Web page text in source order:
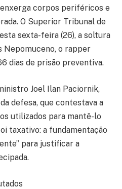
corpos periféricos e
O Superior Tribunal de
sexta-feira (26), a soltura
Nepomuceno, o rapper
dias de prisão preventiva.
Joel Ilan Paciornik,
defesa, que contestava a
utilizados para mantê-lo
taxativo: a fundamentação
para justificar a